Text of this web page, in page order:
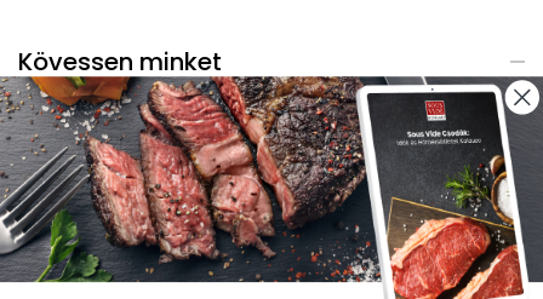
Kövessen minket
Facebook
Instagram
Youtube
TikTok